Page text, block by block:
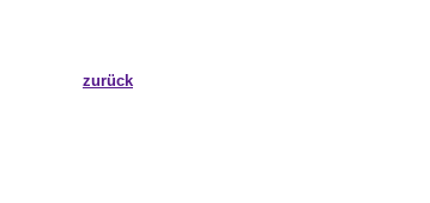
zurück